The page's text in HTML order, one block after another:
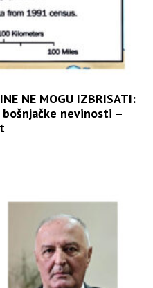
NE MOGU IZBRISATI:
nevinosti –